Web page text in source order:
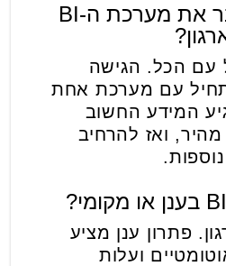
האם חייבים לחבר את מערכת ה-BI
עם הכל. הגישה
עם מערכת אחת
המידע החשוב
ואז להרחיב
פתרון ענן מציע
ועלות